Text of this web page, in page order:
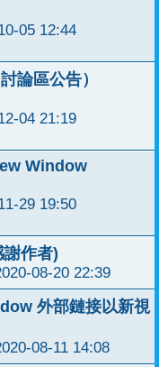
05 12:44
論區公告）
04 21:19
Window
29 19:50
作者)
08-20 22:39
外部鏈接以新視
08-11 14:08